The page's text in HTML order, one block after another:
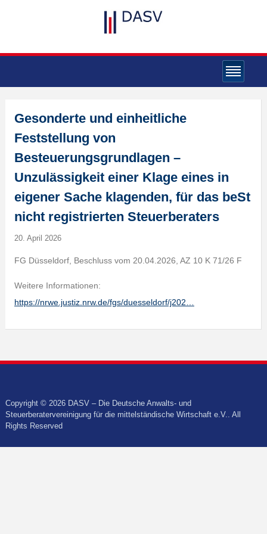
Gesonderte und einheitliche
Feststellung von
Besteuerungsgrundlagen –
Unzulässigkeit einer Klage eines in
eigener Sache klagenden, für das beSt
nicht registrierten Steuerberaters
20. April 2026
FG Düsseldorf, Beschluss vom 20.04.2026, AZ 10 K 71/26 F
Weitere Informationen:
https://nrwe.justiz.nrw.de/fgs/duesseldorf/j202…
Copyright © 2026 DASV – Die Deutsche Anwalts- und
Steuerberatervereinigung für die mittelständische Wirtschaft e.V.. All
Rights Reserved